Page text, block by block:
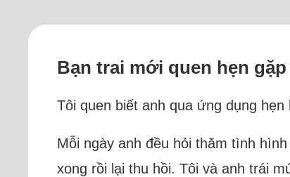
Bạn trai mới quen hẹn
Tôi quen biết anh qua ứng dụng
Mỗi ngày anh đều hỏi thăm tình
xong rồi lại thu hồi. Tôi và anh trái